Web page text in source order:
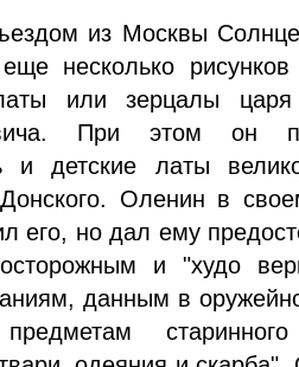
из Москвы
несколько
или зерцалы царя
При этом он
и детские латы
Оленин в
его, но дал ему
и "худо
данным в